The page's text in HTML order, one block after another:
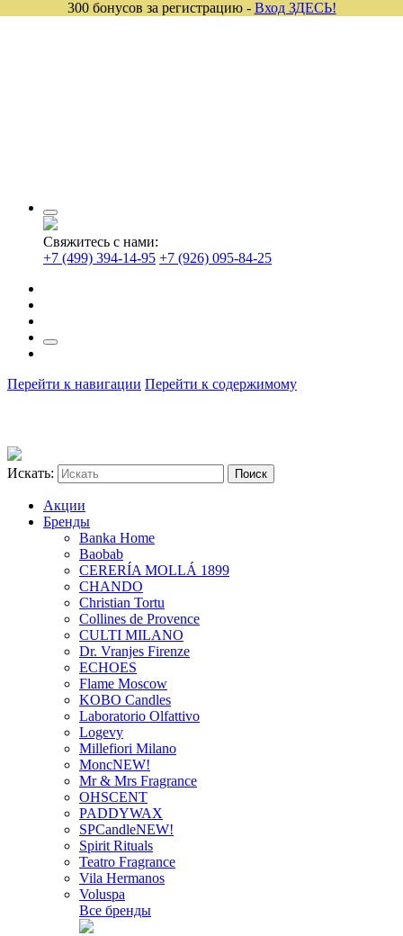
Свяжитесь с нами:
+7 (499) 394-14-95 +7 (926) 095-84-25
Перейти к навигации Перейти к содержимому
Искать:
Акции
Бренды
Banka Home
Baobab
CERERÍA MOLLÁ 1899
CHANDO
Christian Tortu
Collines de Provence
CULTI MILANO
Dr. Vranjes Firenze
ECHOES
Flame Moscow
KOBO Candles
Laboratorio Olfattivo
Logevy
Millefiori Milano
MoncNEW!
Mr & Mrs Fragrance
OHSCENT
PADDYWAX
SPCandleNEW!
Spirit Rituals
Teatro Fragrance
Vila Hermanos
Voluspa
Все бренды
300 бонусов за регистрацию - Вход ЗДЕСЬ!